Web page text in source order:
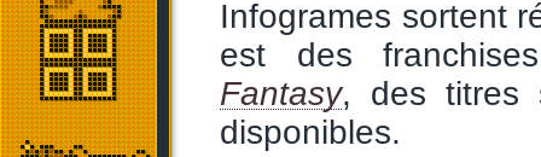
Infogrames sortent
est des
Fantasy, des titres
disponibles.